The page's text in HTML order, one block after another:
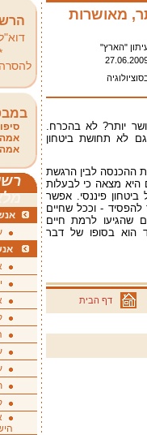
מאושרות
"הארץ"
יותר? לא בהכרח.
לא תחושת ביטחון
ההכנסה לבין הרגשת
כשבחנה מדגם של 267 נשים היא מצאה כי לבעלות
פיננסי. אפשר
- וככל שחיים
שהגיעו לרמת חיים
הוא בסופו של דבר
דף הבית
להסרה